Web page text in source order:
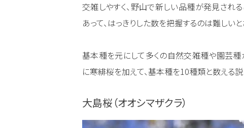
交雑しやすく、野山で新しい品種が発見され
あって、はっきりした数を把握するのは難しいと
基本種を元にして多くの自然交雑種や園芸種
に寒緋桜を加えて、基本種を10種類と数える説
大島桜（オオシマザクラ）